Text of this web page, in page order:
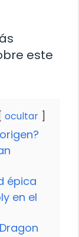
este
ocultar
épica
en el